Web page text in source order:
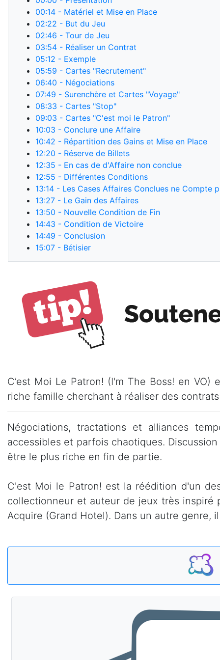
00:14 - Matériel et Mise en Place
02:22 - But du Jeu
02:46 - Tour de Jeu
03:54 - Réaliser un Contrat
05:12 - Exemple
05:59 - Cartes "Recrutement"
06:40 - Négociations
07:49 - Surenchère et Cartes "Voyage"
08:33 - Cartes "Stop"
09:03 - Cartes "C'est moi le Patron"
10:03 - Conclure une Affaire
10:42 - Répartition des Gains et Mise en Place
12:20 - Réserve de Billets
12:35 - En cas de d'Affaire non conclue
12:55 - Différentes Conditions
13:14 - Les Cases Affaires Conclues ne Compte
13:27 - Le Gain des Affaires
13:50 - Nouvelle Condition de Fin
14:43 - Condition de Victoire
14:49 - Conclusion
15:07 - Bétisier
C’est Moi Le Patron! (I'm The Boss! en
riche famille cherchant à réaliser des contrats
Négociations, tractations et alliances
accessibles et parfois chaotiques.
être le plus riche en fin de partie.
C'est Moi le Patron! est la réédition d'un
collectionneur et auteur de jeux très inspiré
Acquire (Grand Hotel). Dans un autre